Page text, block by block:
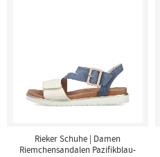
Rieker Schuhe | Damen
Riemchensandalen Pazifikblau-